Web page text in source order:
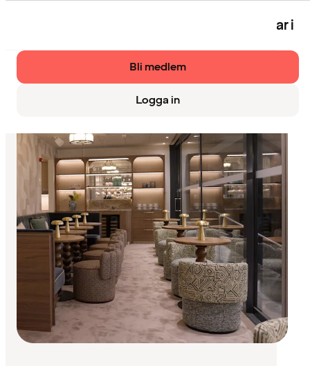
Eventet är bara tillgängligt för medlemmar i
Bli medlem
Logga in